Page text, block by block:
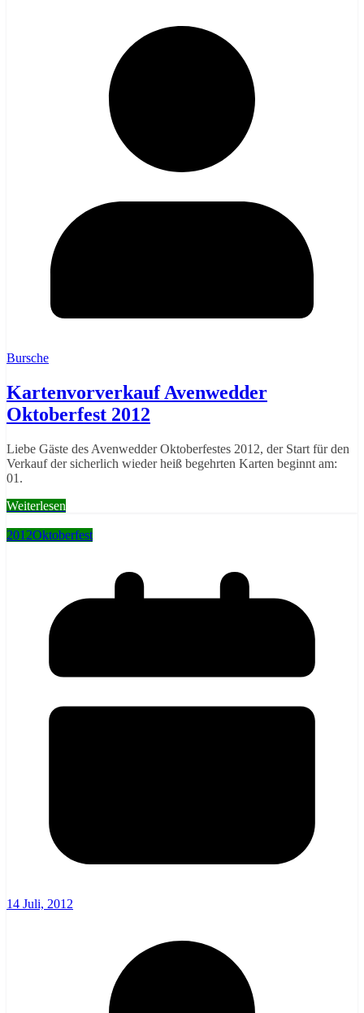
Bursche
Kartenvorverkauf Avenwedder
Oktoberfest 2012
Liebe Gäste des Avenwedder Oktoberfestes 2012, der Start für den
Verkauf der sicherlich wieder heiß begehrten Karten beginnt am:
01.
Weiterlesen
2012Oktoberfest
14 Juli, 2012